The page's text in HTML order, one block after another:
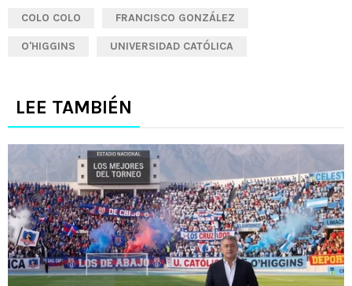
COLO COLO FRANCISCO GONZÁLEZ
O'HIGGINS UNIVERSIDAD CATÓLICA
LEE TAMBIÉN